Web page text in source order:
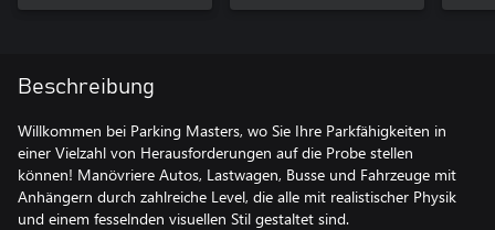
Beschreibung
Willkommen bei Parking Masters, wo Sie Ihre Parkfähigkeiten in
einer Vielzahl von Herausforderungen auf die Probe stellen
können! Manövriere Autos, Lastwagen, Busse und Fahrzeuge mit
Anhängern durch zahlreiche Level, die alle mit realistischer Physik
und einem fesselnden visuellen Stil gestaltet sind.